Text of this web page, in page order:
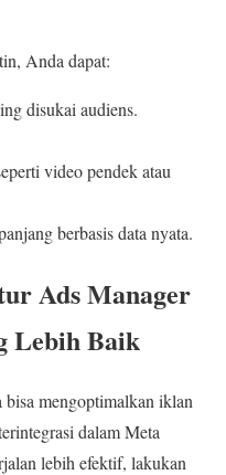
Anda dapat:
disukai audiens.
video pendek atau
berbasis data nyata.
Ads Manager
Lebih Baik
mengoptimalkan iklan
dalam Meta
lebih efektif, lakukan